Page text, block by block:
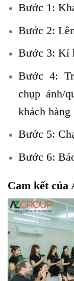
Bước 1:
Bước 2:
Bước 3: Kí
Bước 4:
chụp ảnh/
khách hàng
Bước 5:
Bước 6:
Cam kết của